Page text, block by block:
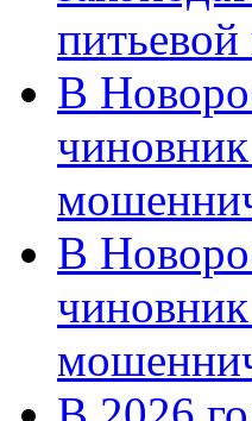
В
В